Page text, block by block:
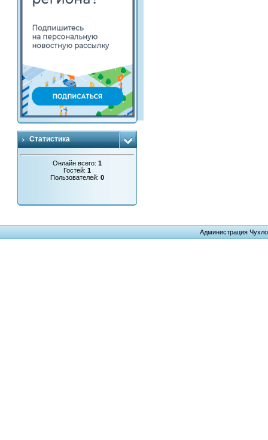
Статистика
Онлайн всего:1
Гостей:1
Пользователей:0
Администрация